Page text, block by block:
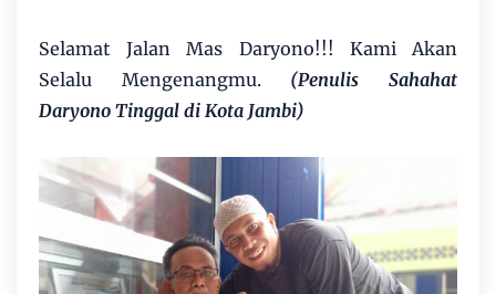
Selamat Jalan Mas Daryono!!! Kami Akan
Selalu Mengenangmu. (Penulis Sahahat
Daryono Tinggal di Kota Jambi)